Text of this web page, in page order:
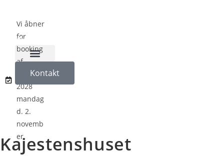
Vi åbner
for
booking
af
sæson
2028
mandag
d. 2.
novemb
er
Kontakt
Kajestenshuset